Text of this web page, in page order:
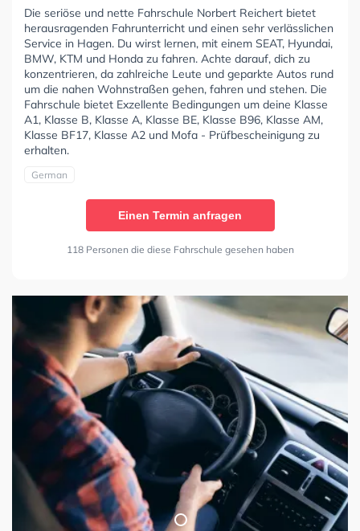
Die seriöse und nette Fahrschule Norbert Reichert bietet
herausragenden Fahrunterricht und einen sehr verlässlichen
Service in Hagen. Du wirst lernen, mit einem SEAT, Hyundai,
BMW, KTM und Honda zu fahren. Achte darauf, dich zu
konzentrieren, da zahlreiche Leute und geparkte Autos rund
um die nahen Wohnstraßen gehen, fahren und stehen. Die
Fahrschule bietet Exzellente Bedingungen um deine Klasse
A1, Klasse B, Klasse A, Klasse BE, Klasse B96, Klasse AM,
Klasse BF17, Klasse A2 und Mofa - Prüfbescheinigung zu
erhalten.
German
Einen Termin anfragen
118 Personen die diese Fahrschule gesehen haben